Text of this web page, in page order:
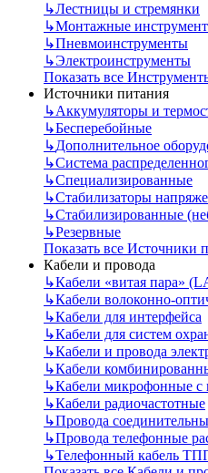
↳Лестницы и стремянки
↳Монтажные
↳Пневмоинструменты
↳Электроинструменты
Показать все
Источники питания
↳Аккумуляторы и
↳Бесперебойные
↳Дополнительное
↳Система
↳Специализированные
↳Стабилизаторы
↳Стабилизированные
↳Резервные
Показать все Источники
Кабели и провода
↳Кабели «витая пара»
↳Кабели волоконно-
↳Кабели для интерфейса
↳Кабели для систем
↳Кабели и провода
↳Кабели
↳Кабели микрофонные с
↳Кабели радиочастотные
↳Провода
↳Провода телефонные
↳Телефонный кабель